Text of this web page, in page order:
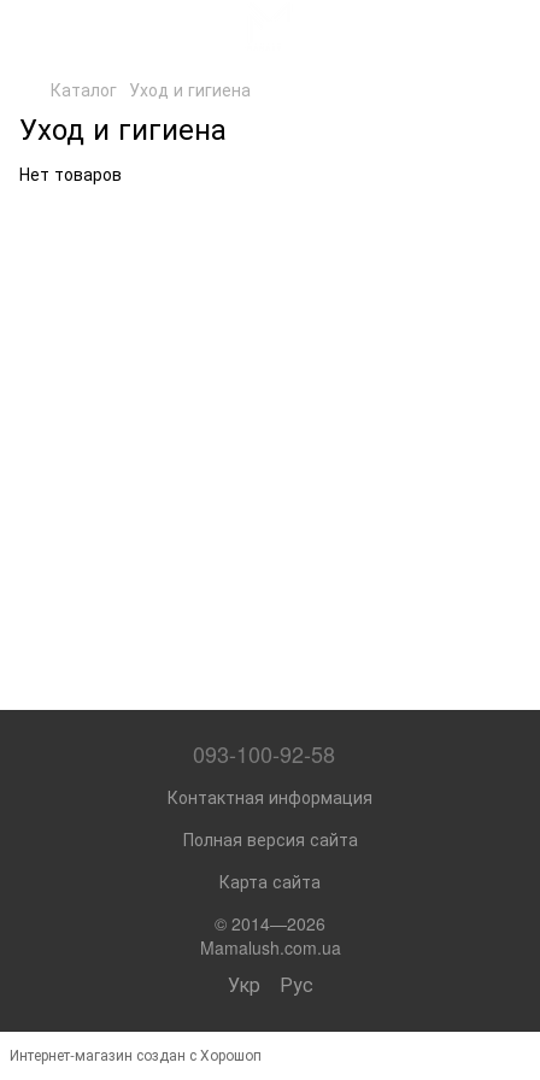
Каталог Уход и гигиена
Уход и гигиена
Нет товаров
093-100-92-58
Контактная информация
Полная версия сайта
Карта сайта
© 2014—2026
Mamalush.com.ua
Укр Рус
Интернет-магазин создан с Хорошоп